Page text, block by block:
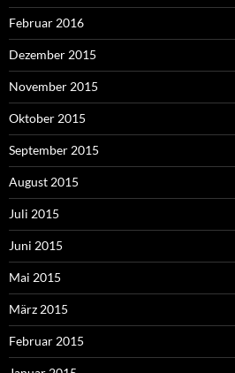
Februar 2016
Dezember 2015
November 2015
Oktober 2015
September 2015
August 2015
Juli 2015
Juni 2015
Mai 2015
März 2015
Februar 2015